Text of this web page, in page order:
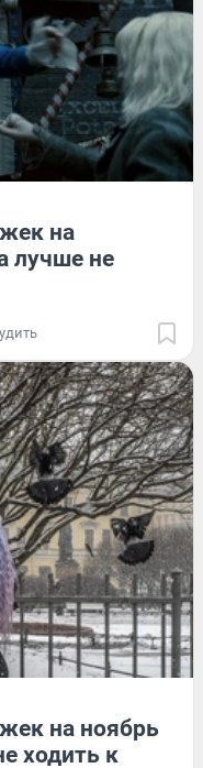
на
лучше не
на ноябрь
ходить к